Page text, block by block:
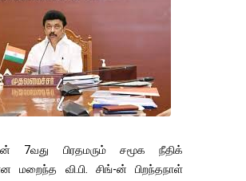
7வது பிரதமரும் சமூக நீதிக்
மறைந்த வி.பி. சிங்-ன் பிறந்தநாள்